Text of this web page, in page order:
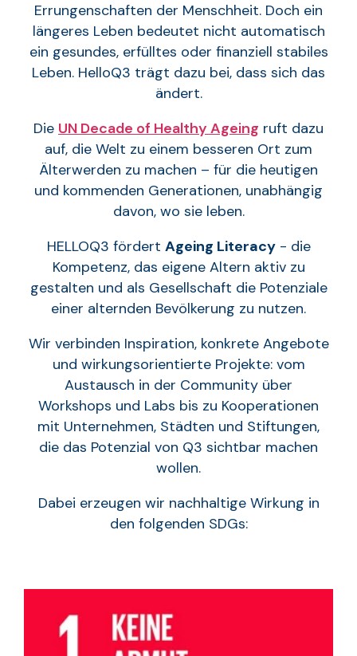
Errungenschaften der Menschheit. Doch ein
längeres Leben bedeutet nicht automatisch
ein gesundes, erfülltes oder finanziell stabiles
Leben. HelloQ3 trägt dazu bei, dass sich das
ändert.
Die UN Decade of Healthy Ageing ruft dazu
auf, die Welt zu einem besseren Ort zum
Älterwerden zu machen – für die heutigen
und kommenden Generationen, unabhängig
davon, wo sie leben.
HELLOQ3 fördert Ageing Literacy- die
Kompetenz, das eigene Altern aktiv zu
gestalten und als Gesellschaft die Potenziale
einer alternden Bevölkerung zu nutzen.
Wir verbinden Inspiration, konkrete Angebote
und wirkungsorientierte Projekte: vom
Austausch in der Community über
Workshops und Labs bis zu Kooperationen
mit Unternehmen, Städten und Stiftungen,
die das Potenzial von Q3 sichtbar machen
wollen.
Dabei erzeugen wir nachhaltige Wirkung in
den folgenden SDGs: